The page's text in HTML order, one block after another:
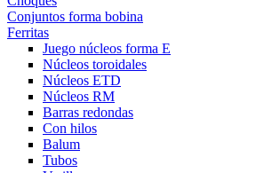
Conjuntos forma bobina
Ferritas
Juego núcleos forma E
Núcleos toroidales
Núcleos ETD
Núcleos RM
Barras redondas
Con hilos
Balum
Tubos